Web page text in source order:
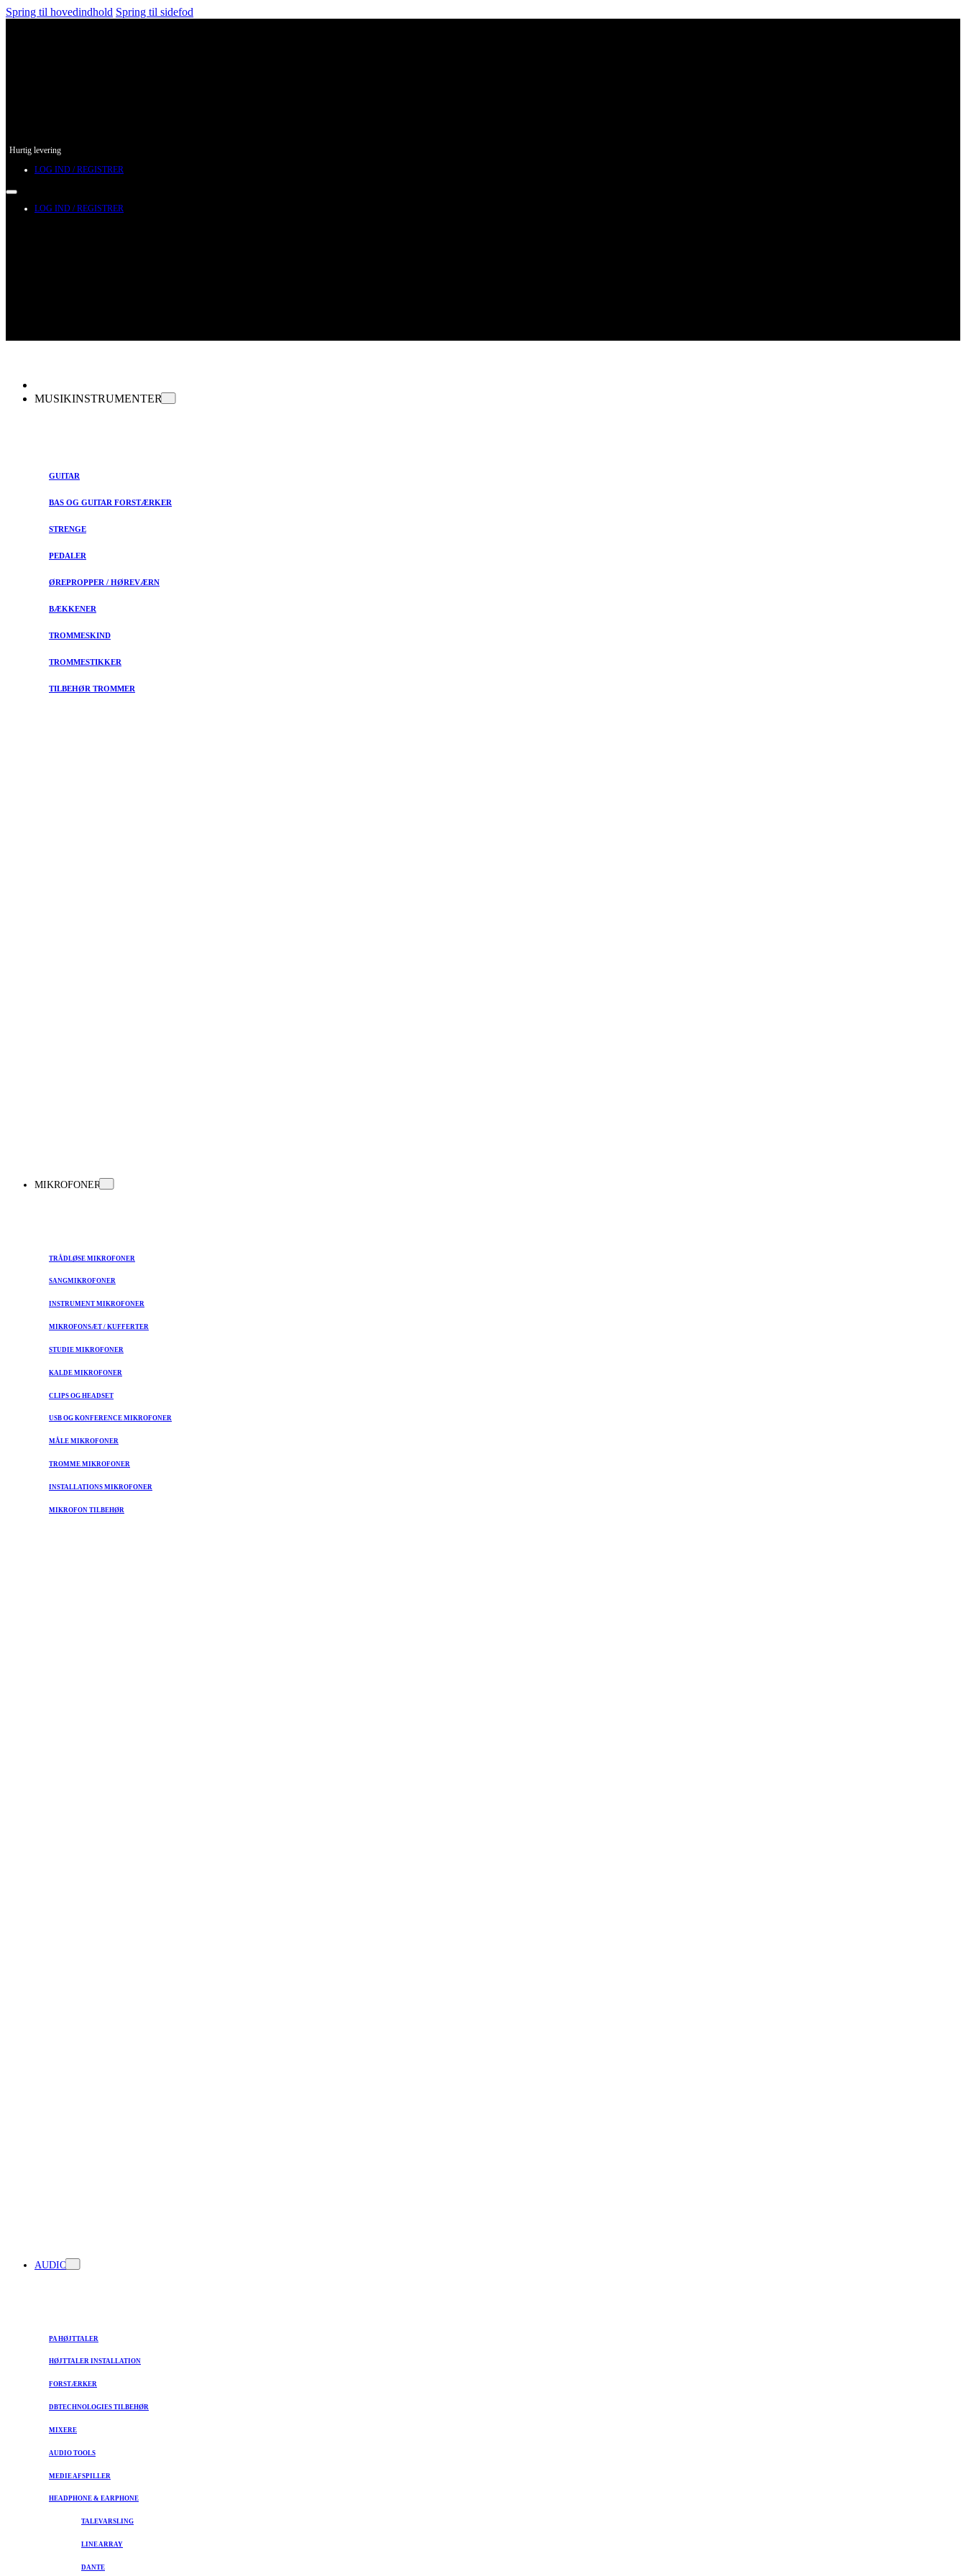
Spring til hovedindhold Spring til sidefod
Hurtig levering
LOG IND / REGISTRER
LOG IND / REGISTRER
MUSIKINSTRUMENTER
GUITAR
BAS OG GUITAR FORSTÆRKER
STRENGE
PEDALER
ØREPROPPER / HØREVÆRN
BÆKKENER
TROMMESKIND
TROMMESTIKKER
TILBEHØR TROMMER
MIKROFONER
TRÅDLØSE MIKROFONER
SANGMIKROFONER
INSTRUMENT MIKROFONER
MIKROFONSÆT / KUFFERTER
STUDIE MIKROFONER
KALDE MIKROFONER
CLIPS OG HEADSET
USB OG KONFERENCE MIKROFONER
MÅLE MIKROFONER
TROMME MIKROFONER
INSTALLATIONS MIKROFONER
MIKROFON TILBEHØR
AUDIO
PA HØJTTALER
HØJTTALER INSTALLATION
FORSTÆRKER
DBTECHNOLOGIES TILBEHØR
MIXERE
AUDIO TOOLS
MEDIE AFSPILLER
HEADPHONE & EARPHONE
TALEVARSLING
LINE ARRAY
DANTE